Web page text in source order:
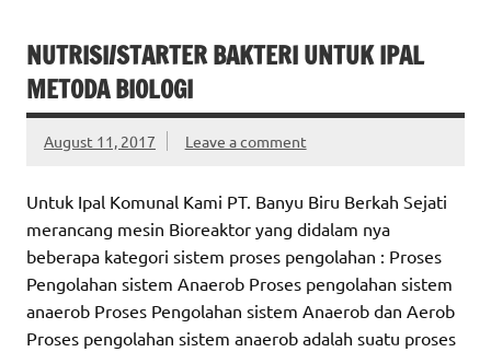
NUTRISI/STARTER BAKTERI UNTUK IPAL
METODA BIOLOGI
August 11, 2017 Leave a comment
Untuk Ipal Komunal Kami PT. Banyu Biru Berkah Sejati
merancang mesin Bioreaktor yang didalam nya
beberapa kategori sistem proses pengolahan : Proses
Pengolahan sistem Anaerob Proses pengolahan sistem
anaerob Proses Pengolahan sistem Anaerob dan Aerob
Proses pengolahan sistem anaerob adalah suatu proses